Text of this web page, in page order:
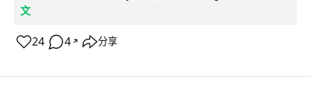
文
24 4 ↗ 分享